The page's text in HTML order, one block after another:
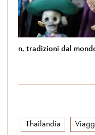
tradizioni dal mondo
Thailandia